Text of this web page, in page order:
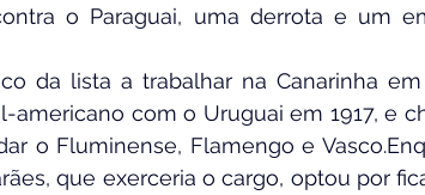
o Paraguai, uma derrota e um
da lista a trabalhar na Canarinha
americano com o Uruguai em 1917, e
o Fluminense, Flamengo e
que exerceria o cargo, optou por